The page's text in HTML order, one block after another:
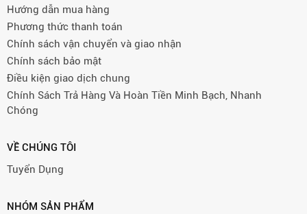
Hướng dẫn mua hàng
Phương thức thanh toán
Chính sách vận chuyển và giao nhận
Chính sách bảo mật
Điều kiện giao dịch chung
Chính Sách Trả Hàng Và Hoàn Tiền Minh Bạch, Nhanh
Chóng
VỀ CHÚNG TÔI
Tuyển Dụng
NHÓM SẢN PHẨM